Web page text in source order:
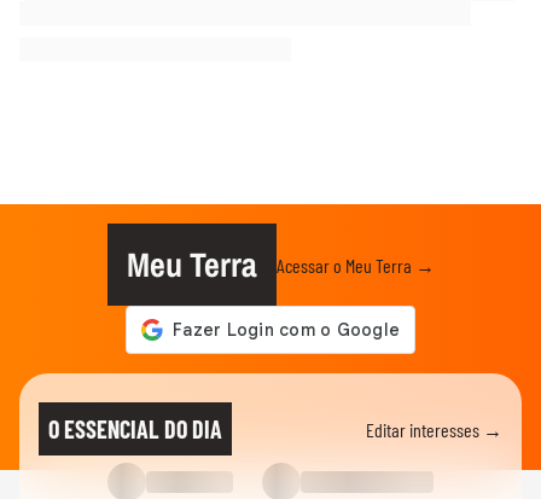
Meu Terra Acessar o Meu Terra →
O ESSENCIAL DO DIA Editar interesses →